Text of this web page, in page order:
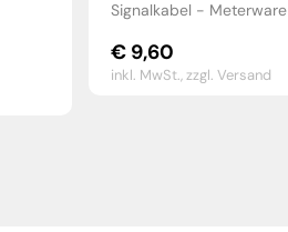
Signalkabel - Meterware
€9,60
inkl. MwSt.,zzgl. Versand